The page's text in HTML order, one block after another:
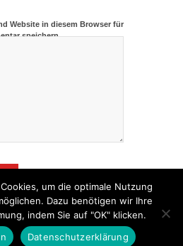
Website in diesem Browser für
speichern.
um die optimale Nutzung
Dazu benötigen wir Ihre
indem Sie auf "OK" klicken.
Datenschutzerklärung